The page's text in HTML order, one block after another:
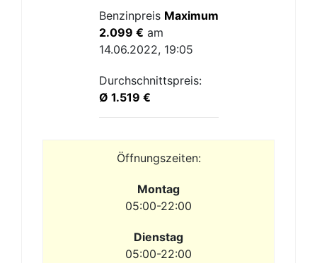
Benzinpreis Maximum
2.099 € am
14.06.2022, 19:05
Durchschnittspreis:
Ø 1.519 €
Öffnungszeiten:
Montag
05:00-22:00
Dienstag
05:00-22:00